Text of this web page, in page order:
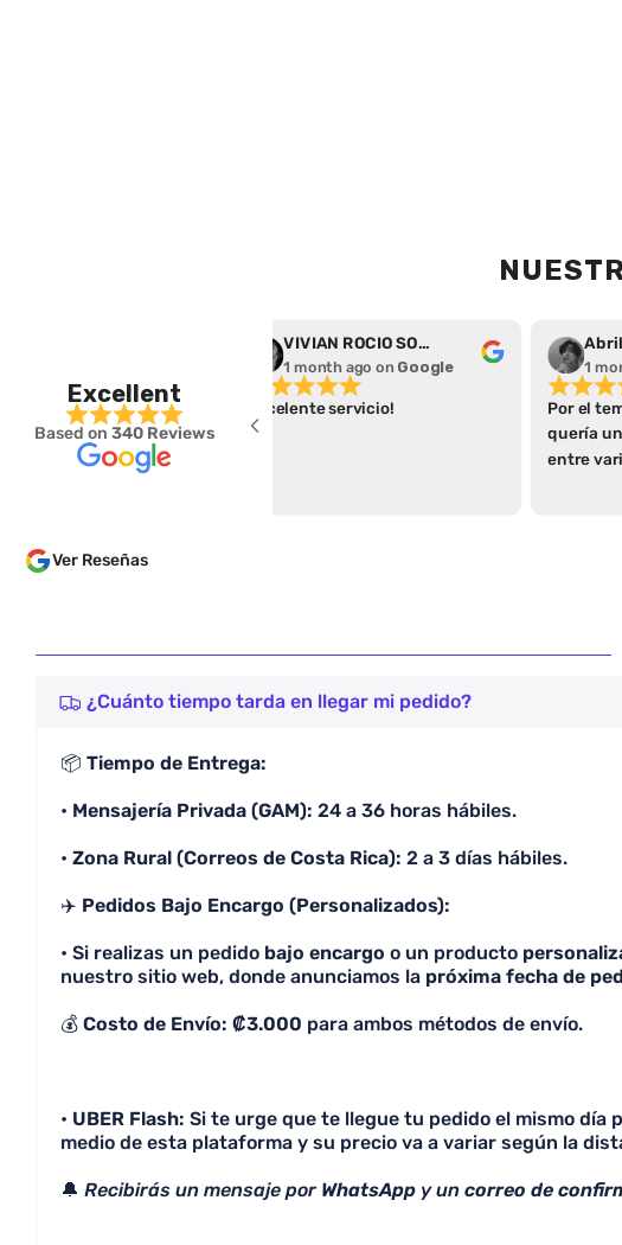
Excellent
Based on 340 Reviews
un excelente
súper fácil para hacer el
cumplieron con el
VIVIAN ROCIO SOTO DURAN
1 month ago on Google
Excelente servicio!
1
Por el
quería
entre
las guías
a los que
eso, lo
solamente
quiere
con ellos
Ver Reseñas
¿Cuánto tiempo tarda en llegar mi pedido?
📦 Tiempo de Entrega:
• Mensajería Privada (GAM): 24 a 36 horas hábiles.
• Zona Rural (Correos de Costa Rica): 2 a 3 días hábiles.
✈️ Pedidos Bajo Encargo (Personalizados):
• Si realizas un pedido bajo encargo o un producto
nuestro sitio web, donde anunciamos la próxima fecha de
💰 Costo de Envío: ₡3.000 para ambos métodos de envío.
• UBER Flash: Si te urge que te llegue tu pedido el mismo
medio de esta plataforma y su precio va a variar según la
🔔 Recibirás un mensaje por WhatsApp y un correo de